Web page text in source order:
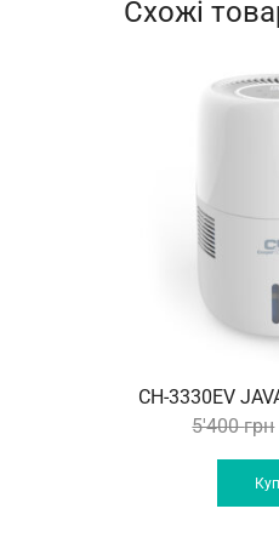
Схожі
CH-3330EV
5'400грн